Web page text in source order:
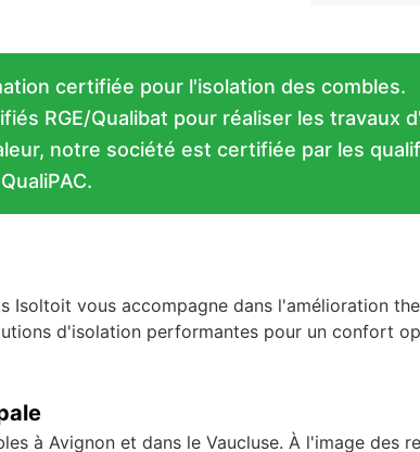
certifiée pour l'isolation des combles.
RGE/Qualibat pour réaliser les travaux
notre société est certifiée par les
QualiPAC.
vous accompagne dans l'amélioration
d'isolation performantes pour un confort
à Avignon et dans le Vaucluse. À l'image des